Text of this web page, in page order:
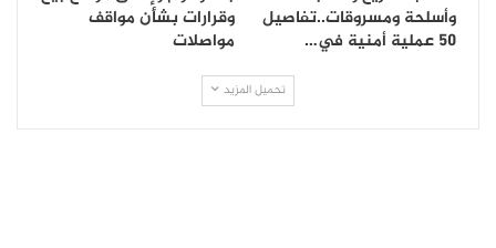
وأسلحة ومسروقات..تفاصيل
50 عملية أمنية في…
وقرارات بشأن مواقف
مواصلات
تحميل المزيد